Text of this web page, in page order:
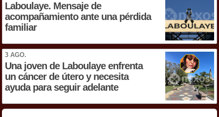
Laboulaye. Mensaje de
acompañamiento ante una pérdida
familiar
3 AGO.
Una joven de Laboulaye enfrenta
un cáncer de útero y necesita
ayuda para seguir adelante